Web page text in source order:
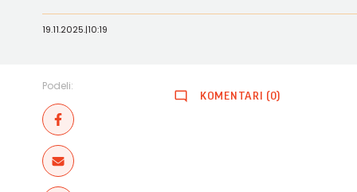
19.11.2025.|10:19
Podeli:
KOMENTARI (0)